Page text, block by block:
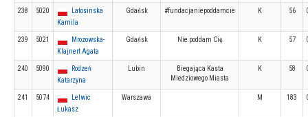
238 5020
Latosinska
Kamila
Gdańsk #fundacjaniepoddamcie K 56
239 5021
Mrozowska-
Klajnert Agata
Gdańsk Nie poddam Cię K 57
240 5090
Rodzeń
Katarzyna
Lubin
Biegająca Kasta
Miedziowego Miasta
K 58
241 5074
Lelwic
Łukasz
Warszawa M 183